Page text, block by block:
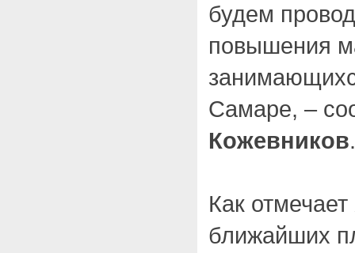
будем
повышения
Самаре, –
Кожевников.
Как отмечает
ближайших